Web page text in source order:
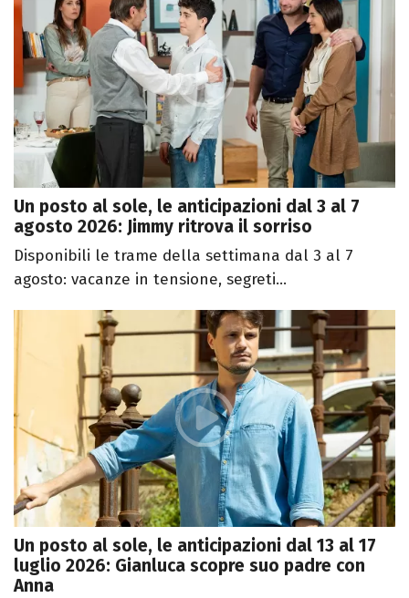
Un posto al sole, le anticipazioni dal 3 al 7
agosto 2026: Jimmy ritrova il sorriso
Disponibili le trame della settimana dal 3 al 7
agosto: vacanze in tensione, segreti...
Un posto al sole, le anticipazioni dal 13 al 17
luglio 2026: Gianluca scopre suo padre con
Anna